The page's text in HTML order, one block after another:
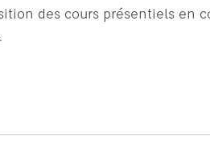
des cours présentiels en